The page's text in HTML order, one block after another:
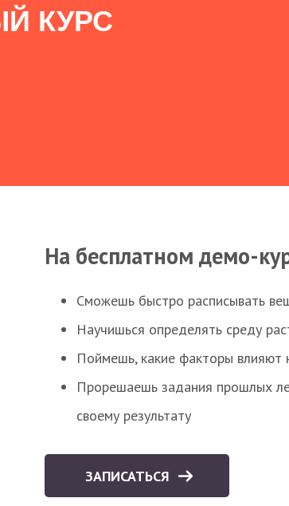
КУРС
На бесплатном демо-
Сможешь быстро расписывать
Научишься определять среду
Поймешь, какие факторы влияют
Прорешаешь задания прошлых
своему результату
ЗАПИСАТЬСЯ